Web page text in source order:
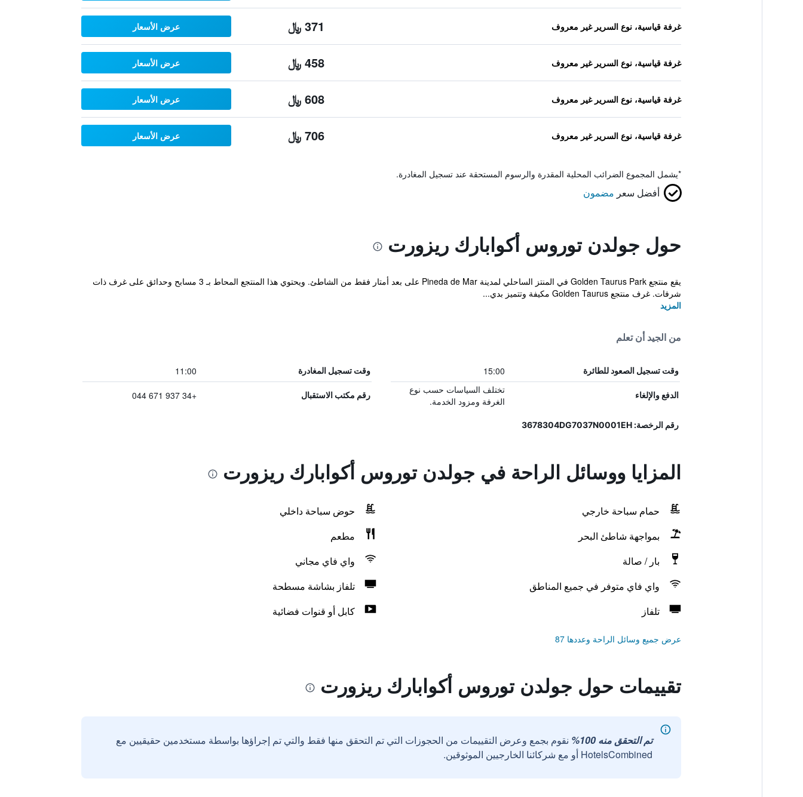
غرفة قياسية، نوع السرير غير معروف 371 ﷼ عرض الأسعار
غرفة قياسية، نوع السرير غير معروف 458 ﷼ عرض الأسعار
غرفة قياسية، نوع السرير غير معروف 608 ﷼ عرض الأسعار
غرفة قياسية، نوع السرير غير معروف 706 ﷼ عرض الأسعار
*يشمل المجموع الضرائب المحلية المقدرة والرسوم المستحقة عند تسجيل المغادرة.
أفضل سعر مضمون
حول جولدن توروس أكوابارك ريزورت
يقع منتجع Golden Taurus Park في المنتز الساحلي لمدينة Pineda de Mar على بعد أمتار فقط من الشاطئ. ويحتوي هذا المنتجع المحاط بـ 3 مسابح وحدائق على غرف ذات
شرفات. غرف منتجع Golden Taurus مكيفة وتتميز بدي...
المزيد
من الجيد أن تعلم
وقت تسجيل الصعود للطائرة 15:00 وقت تسجيل المغادرة 11:00
الدفع والإلغاء
تختلف السياسات حسب نوع
الغرفة ومزود الخدمة.
رقم مكتب الاستقبال +34 937 671 044
رقم الرخصة: 3678304DG7037N0001EH
المزايا ووسائل الراحة في جولدن توروس أكوابارك ريزورت
حمام سباحة خارجي
حوض سباحة داخلي
بمواجهة شاطئ البحر
مطعم
بار / صالة
واي فاي مجاني
واي فاي متوفر في جميع المناطق
تلفاز بشاشة مسطحة
تلفاز
كابل أو قنوات فضائية
عرض جميع وسائل الراحة وعددها 87
تقييمات حول جولدن توروس أكوابارك ريزورت
تم التحقق منه 100%
نقوم بجمع وعرض التقييمات من الحجوزات التي تم التحقق منها فقط والتي تم إجراؤها بواسطة مستخدمين حقيقيين مع
HotelsCombined أو مع شركائنا الخارجيين الموثوقين.